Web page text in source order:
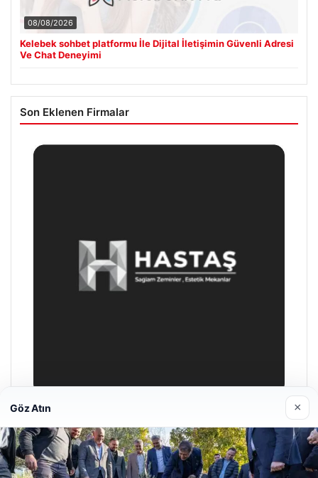
08/08/2026
Kelebek sohbet platformu İle Dijital İletişimin Güvenli Adresi
Ve Chat Deneyimi
Son Eklenen Firmalar
Enes Kaplan Avukatlık Bürosu
04/28/2026
Göz Atın ×